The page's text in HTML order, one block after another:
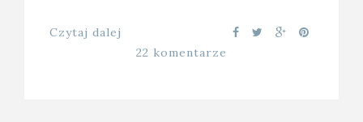
Czytaj dalej
22 komentarze